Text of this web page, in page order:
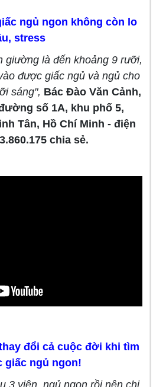
ngủ ngon không còn lo
stress
giường là đến khoảng 9 rưỡi,
được giấc ngủ và ngủ cho
sáng", Bác Đào Văn Cảnh,
số 1A, khu phố 5,
Tân, Hồ Chí Minh - điện
chia sẻ.
đổi cả cuộc đời khi tìm
giấc ngủ ngon!